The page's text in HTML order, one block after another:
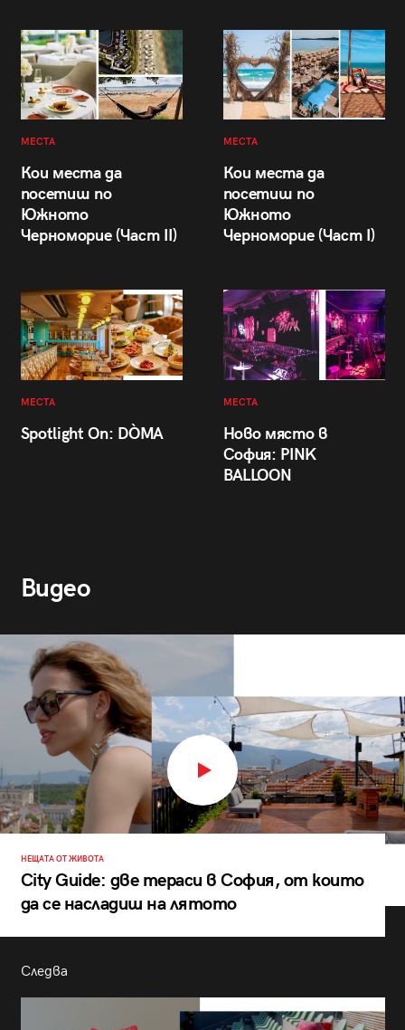
МЕСТА
Кои места да
посетиш по
Южното
Черноморие (Част II)
МЕСТА
Кои места да
посетиш по
Южното
Черноморие (Част I)
МЕСТА
Spotlight On: DÒMA
МЕСТА
Ново място в
София: PINK
BALLOON
Видео
НЕЩАТА ОТ ЖИВОТА
City Guide: две тераси в София, от които
да се насладиш на лятото
Следва